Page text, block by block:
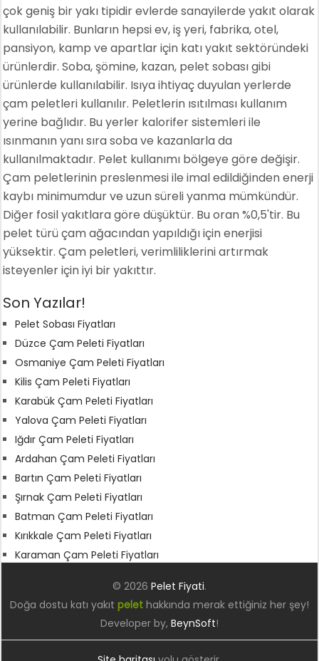
çok geniş bir yakı tipidir evlerde sanayilerde yakıt olarak
kullanılabilir. Bunların hepsi ev, iş yeri, fabrika, otel,
pansiyon, kamp ve apartlar için katı yakıt sektöründeki
ürünlerdir. Soba, şömine, kazan, pelet sobası gibi
ürünlerde kullanılabilir. Isıya ihtiyaç duyulan yerlerde
çam peletleri kullanılır. Peletlerin ısıtılması kullanım
yerine bağlıdır. Bu yerler kalorifer sistemleri ile
ısınmanın yanı sıra soba ve kazanlarla da
kullanılmaktadır. Pelet kullanımı bölgeye göre değişir.
Çam peletlerinin preslenmesi ile imal edildiğinden enerji
kaybı minimumdur ve uzun süreli yanma mümkündür.
Diğer fosil yakıtlara göre düşüktür. Bu oran %0,5'tir. Bu
pelet türü çam ağacından yapıldığı için enerjisi
yüksektir. Çam peletleri, verimliliklerini artırmak
isteyenler için iyi bir yakıttır.
Son Yazılar!
Pelet Sobası Fiyatları
Düzce Çam Peleti Fiyatları
Osmaniye Çam Peleti Fiyatları
Kilis Çam Peleti Fiyatları
Karabük Çam Peleti Fiyatları
Yalova Çam Peleti Fiyatları
Iğdır Çam Peleti Fiyatları
Ardahan Çam Peleti Fiyatları
Bartın Çam Peleti Fiyatları
Şırnak Çam Peleti Fiyatları
Batman Çam Peleti Fiyatları
Kırıkkale Çam Peleti Fiyatları
Karaman Çam Peleti Fiyatları
© 2026 Pelet Fiyati.
Doğa dostu katı yakıt pelethakkında merak ettiğiniz her şey!
Developer by, BeynSoft!